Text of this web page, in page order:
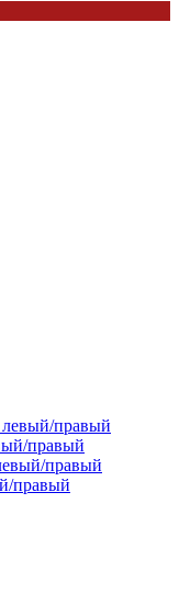
правый
правый
правый
правый